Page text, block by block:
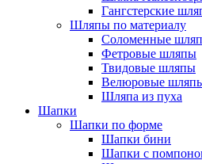
Гангстерские
Шляпы по материалу
Соломенные
Фетровые шляпы
Твидовые шляпы
Велюровые
Шляпа из пуха
Шапки
Шапки по форме
Шапки бини
Шапки с